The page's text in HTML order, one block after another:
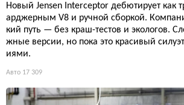
Новый Jensen Interceptor дебютирует как
арджерным V8 и ручной сборкой.
кий путь — без краш-тестов и экологов.
жные версии, но пока это красивый
иями.
Авто 17 309